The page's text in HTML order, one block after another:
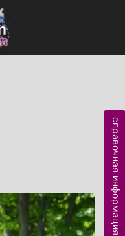
справочная информация